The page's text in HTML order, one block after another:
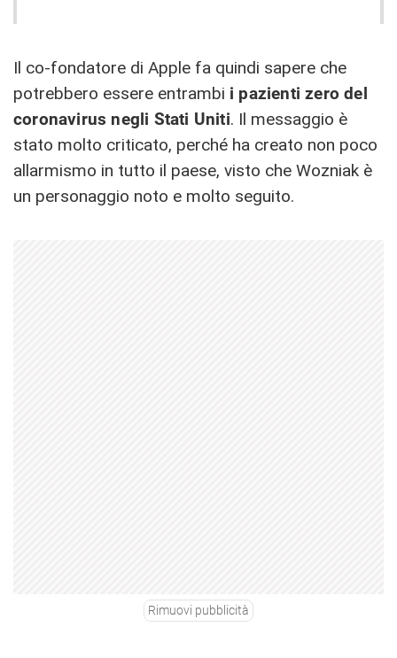
Il co-fondatore di Apple fa quindi sapere che
potrebbero essere entrambi i pazienti zero del
coronavirus negli Stati Uniti. Il messaggio è
stato molto criticato, perché ha creato non poco
allarmismo in tutto il paese, visto che Wozniak è
un personaggio noto e molto seguito.
Rimuovi pubblicità